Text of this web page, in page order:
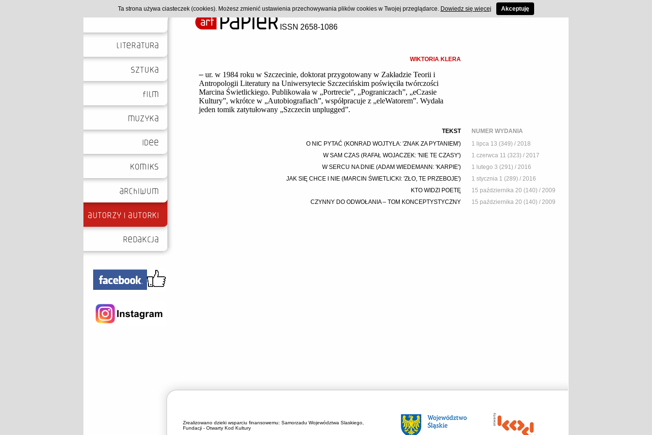
ISSN 2658-1086
WIKTORIA KLERA
– ur. w 1984 roku w Szczecinie, doktorat przygotowany w Zakładzie Teorii i
Antropologii Literatury na Uniwersytecie Szczecińskim poświęciła twórczości
Marcina Świetlickiego. Publikowała w „Portrecie”, „Pograniczach”, „eCzasie
Kultury”, wkrótce w „Autobiografiach”, współpracuje z „eleWatorem”. Wydała
jeden tomik zatytułowany „Szczecin unplugged”.
TEKST
NUMER WYDANIA
O NIC PYTAĆ (KONRAD WOJTYŁA: 'ZNAK ZA PYTANIEM')
1 lipca 13 (349) / 2018
W SAM CZAS (RAFAŁ WOJACZEK: 'NIE TE CZASY')
1 czerwca 11 (323) / 2017
W SERCU NA DNIE (ADAM WIEDEMANN: 'KARPIE')
1 lutego 3 (291) / 2016
JAK SIĘ CHCE I NIE (MARCIN ŚWIETLICKI: 'ZŁO, TE PRZEBOJE')
1 stycznia 1 (289) / 2016
KTO WIDZI POETĘ
15 października 20 (140) / 2009
CZYNNY DO ODWOŁANIA – TOM KONCEPTYSTYCZNY
15 października 20 (140) / 2009
Zrealizowano dzieki wsparciu finansowemu: Samorzadu Województwa Slaskiego,
Fundacji - Otwarty Kod Kultury
Ta strona używa ciasteczek (cookies). Możesz zmienić ustawienia przechowywania plików cookies w Twojej przeglądarce. Dowiedz się więcej Akceptuję